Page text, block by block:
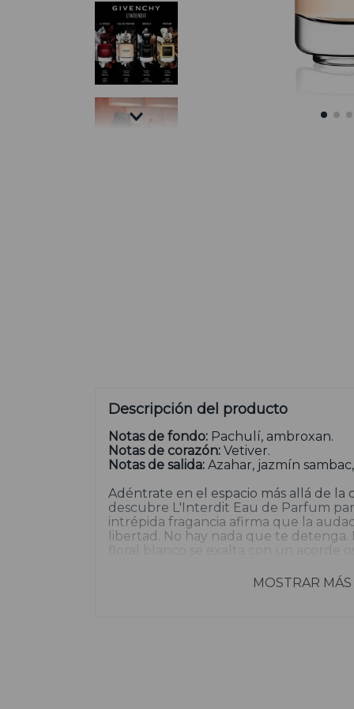
Descripción del producto
Notas de fondo:Pachulí, ambroxan.
Notas de corazón:Vetiver.
Notas de salida:Azahar, jazmín
Adéntrate en el espacio más allá de la
descubre L'Interdit Eau de Parfum
intrépida fragancia afirma que la
libertad. No hay nada que te
floral blanco se exalta con un acorde
tuberosa se entrelazan con una
Hubert de Givenchy en 1957.
MOSTRAR MÁS